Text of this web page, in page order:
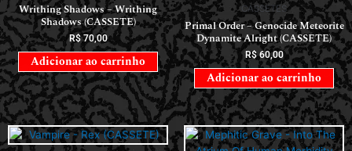
Writhing Shadows – Writhing
Shadows (CASSETE)
R$70,00
Adicionar ao carrinho
CASSETES
Primal Order – Genocide Meteorite
Dynamite Alright (CASSETE)
R$60,00
Adicionar ao carrinho